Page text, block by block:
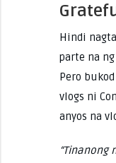
Hindi
parte na ng
Pero
vlogs ni
anyos na
“Tinanong